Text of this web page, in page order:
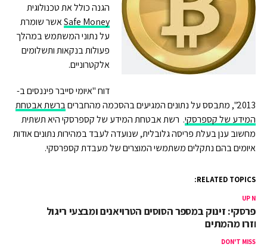
הגנה כולל את טכנולוגית
Safe Moneyאשר שומרת
על נתוני המשתמש במהלך
פעולות בנקאות ותשלומים
אלקטרוניים.
דוח "איומי סייבר פיננסים ב-
2013", מתבסס על נתונים המגיעים בהסכמה מהחברים
ברשת אבטחת
המידע של קספרסקי. רשת אבטחת המידע של קספרסקי היא תשתית
מחשוב ענן בעלת פריסה גלובלית, שנועדה לעבד במהירות נתונים אודות
איומים בהם נתקלים משתמשי המוצרים של מעבדת קספרסקי.
RELATED TOPICS:
UP
זינוק במספר הסוסים הטרויאנים ומבצעי ריגול
מהמתים
DON'T MISS